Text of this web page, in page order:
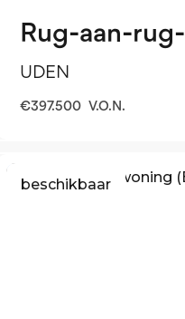
Rug-aan-
UDEN
€397.500 V.O.N.
beschikbaar